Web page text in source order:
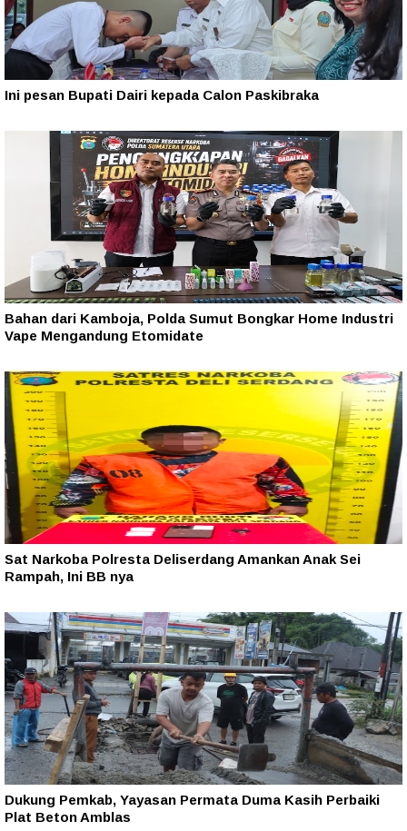
Ini pesan Bupati Dairi kepada Calon Paskibraka
Bahan dari Kamboja, Polda Sumut Bongkar Home Industri
Vape Mengandung Etomidate
Sat Narkoba Polresta Deliserdang Amankan Anak Sei
Rampah, Ini BB nya
Dukung Pemkab, Yayasan Permata Duma Kasih Perbaiki
Plat Beton Amblas